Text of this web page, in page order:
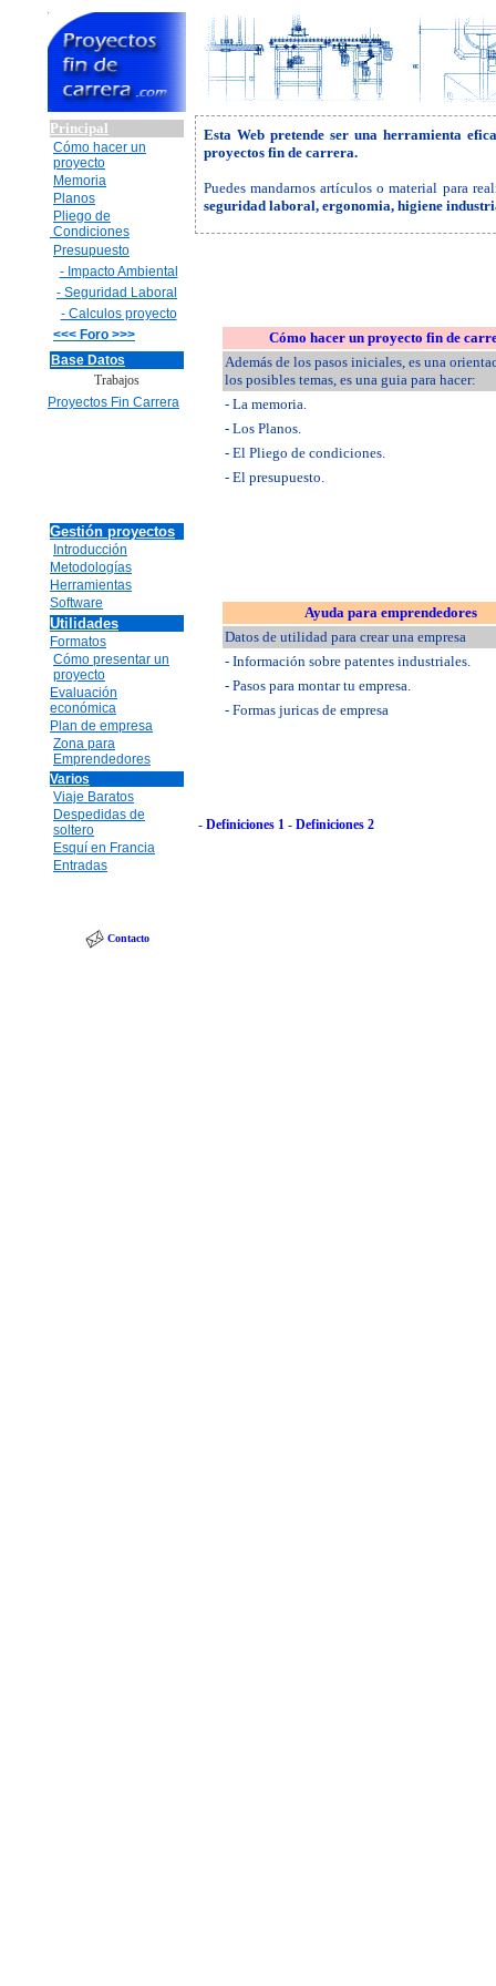
Principal
Cómo hacer un
proyecto
Memoria
Planos
Pliego de
Condiciones
Presupuesto
- Impacto Ambiental
- Seguridad Laboral
- Calculos proyecto
<<< Foro >>>
Base Datos
Trabajos
Proyectos Fin Carrera
Gestión proyectos
Introducción
Metodologías
Herramientas
Software
Utilidades
Formatos
Cómo presentar un
proyecto
Evaluación
económica
Plan de empresa
Zona para
Emprendedores
Varios
Viaje Baratos
Despedidas de
soltero
Esquí en Francia
Entradas
Contacto
Esta Web pretende ser una herramienta
proyectos fin de carrera.
Puedes mandarnos artículos o material para
seguridad laboral, ergonomia, higiene
Cómo hacer un proyecto fin de
Además de los pasos iniciales, es una
los posibles temas, es una guia para hacer:
- La memoria.
- Los Planos.
- El Pliego de condiciones.
- El presupuesto.
Ayuda para emprendedores
Datos de utilidad para crear una empresa
- Información sobre patentes industriales.
- Pasos para montar tu empresa.
- Formas juricas de empresa
- Definiciones 1 - Definiciones 2